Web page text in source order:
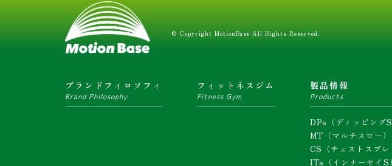
© Copyright MotionBase All Rights Reserved.
ブランドフィロソフィ
Brand Philosophy
フィットネスジム
Fitness Gym
製品情報
Products
DPs（ディッピングS
MT（マルチスロー）
CS（チェストスプレ
ITs（インナーサイS）